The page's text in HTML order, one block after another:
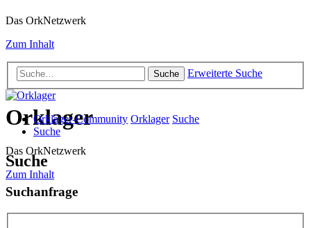
Das OrkNetzwerk
Zum Inhalt
Suche Erweiterte Suche
Orklager
Das OrkNetzwerk
Zum Inhalt
Orklager-Community Orklager Suche
Suche
Suche
Suchanfrage